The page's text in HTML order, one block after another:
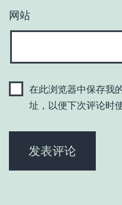
网站
在此浏览器中保存我
址，以便下次评论时使